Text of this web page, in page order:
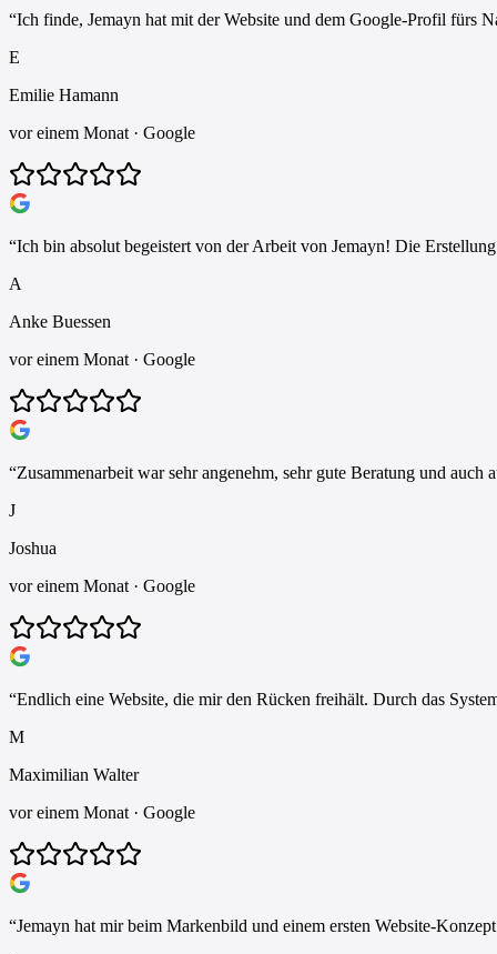
“Ich finde, Jemayn hat mit der Website und dem Google-Profil fürs
E
Emilie Hamann
vor einem Monat · Google
“Ich bin absolut begeistert von der Arbeit von Jemayn! Die
A
Anke Buessen
vor einem Monat · Google
“Zusammenarbeit war sehr angenehm, sehr gute Beratung und
J
Joshua
vor einem Monat · Google
“Endlich eine Website, die mir den Rücken freihält. Durch das
M
Maximilian Walter
vor einem Monat · Google
“Jemayn hat mir beim Markenbild und einem ersten Website-